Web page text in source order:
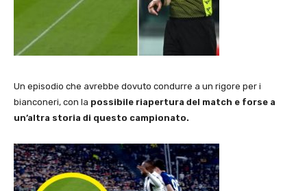
Un episodio che avrebbe dovuto condurre a un rigore per i
bianconeri, con la possibile riapertura del match e forse a
un’altra storia di questo campionato.